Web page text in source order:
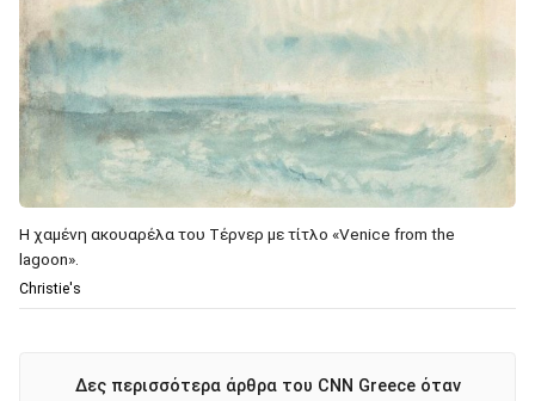
Η χαμένη ακουαρέλα του Τέρνερ με τίτλο «Venice from the
lagoon».
Christie's
Δες περισσότερα άρθρα του CNN Greece όταν